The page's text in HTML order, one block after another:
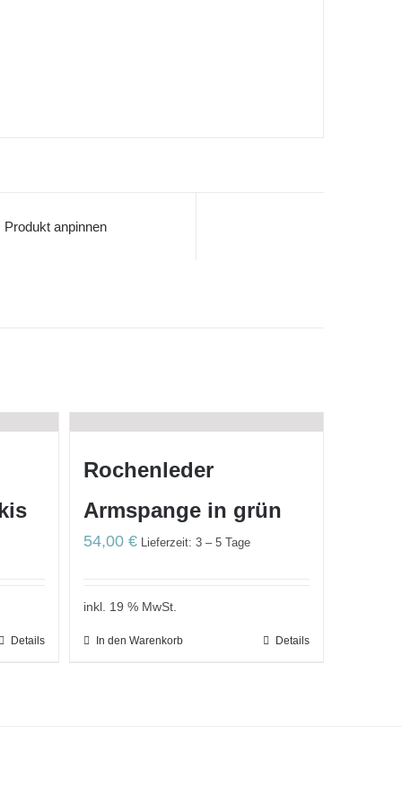
Produkt anpinnen
Details
Rochenleder
Armspange in grün
54,00€ Lieferzeit: 3 – 5 Tage
inkl. 19 % MwSt.
In den Warenkorb Details